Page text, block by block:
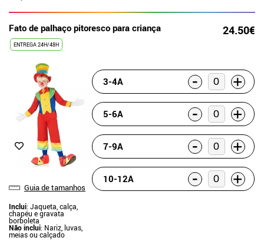
Fato de palhaço pitoresco para criança 24.50€
ENTREGA 24H/48H
Guia de tamanhos
Inclui: Jaqueta, calça,
chapéu e gravata
borboleta
Não inclui: Nariz, luvas,
meias ou calçado
3-4A - +
5-6A - +
7-9A - +
10-12A - +